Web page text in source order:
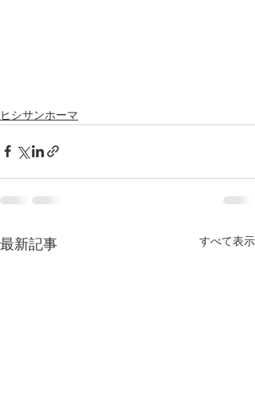
ヒシサンホーマ
最新記事 すべて表示